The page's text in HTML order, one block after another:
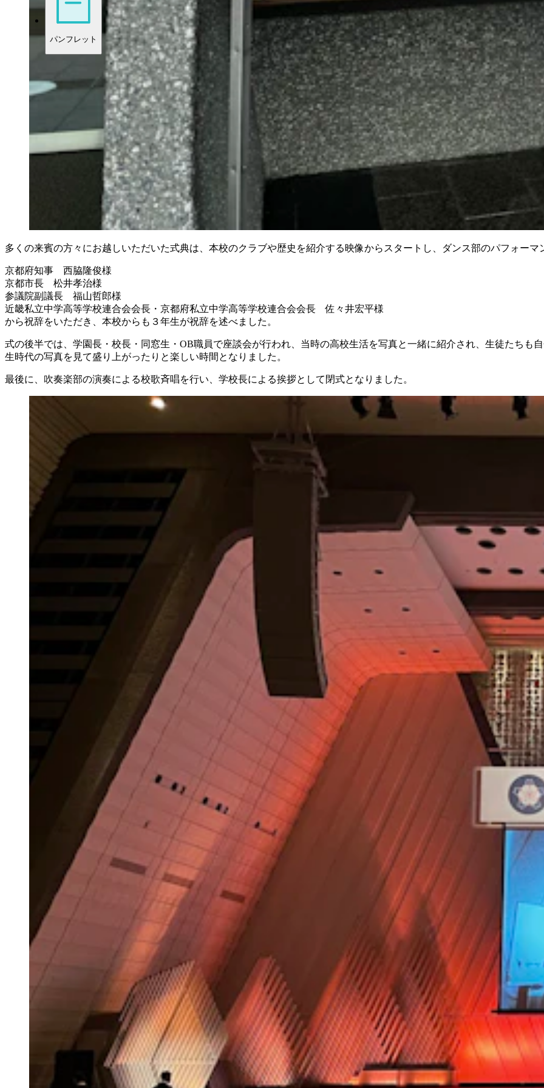
パンフレット
多くの来賓の方々にお越しいただいた式典は、本校のクラブや歴史を紹介する映像からスタートし、ダンス部のパフォー
京都府知事 西脇隆俊様
京都市長 松井孝治様
参議院副議長 福山哲郎様
近畿私立中学高等学校連合会会長・京都府私立中学高等学校連合会会長 佐々井宏平様
から祝辞をいただき、本校からも３年生が祝辞を述べました。
式の後半では、学園長・校長・同窓生・OB職員で座談会が行われ、当時の高校生活を写真と一緒に紹介され、生徒たちも
生時代の写真を見て盛り上がったりと楽しい時間となりました。
最後に、吹奏楽部の演奏による校歌斉唱を行い、学校長による挨拶として閉式となりました。